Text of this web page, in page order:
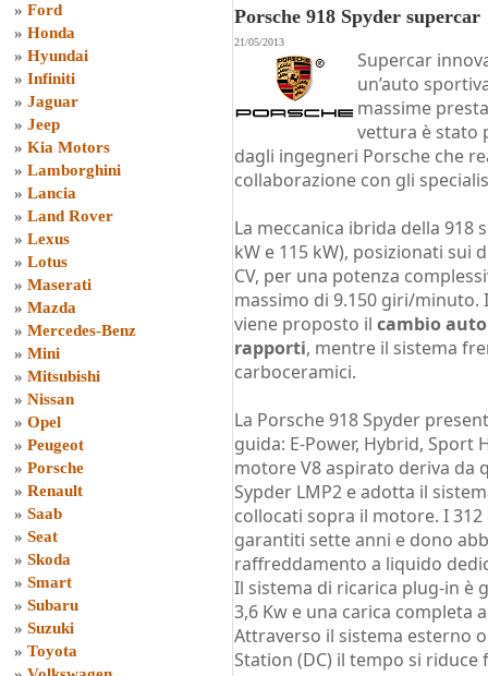
» Ford
» Honda
» Hyundai
» Infiniti
» Jaguar
» Jeep
» Kia Motors
» Lamborghini
» Lancia
» Land Rover
» Lexus
» Lotus
» Maserati
» Mazda
» Mercedes-Benz
» Mini
» Mitsubishi
» Nissan
» Opel
» Peugeot
» Porsche
» Renault
» Saab
» Seat
» Skoda
» Smart
» Subaru
» Suzuki
» Toyota
Porsche 918 Spyder supercar
21/05/2013
Supercar
un’auto
massime
vettura è stato
dagli ingegneri Porsche che
collaborazione con gli
La meccanica ibrida della
kW e 115 kW), posizionati sui
CV, per una potenza
massimo di 9.150 giri/
viene proposto il cambio
rapporti, mentre il sistema
carboceramici.
La Porsche 918 Spyder
guida: E-Power, Hybrid, Sport
motore V8 aspirato deriva da
Sypder LMP2 e adotta il
collocati sopra il motore. I
garantiti sette anni e dono
raffreddamento a liquido
Il sistema di ricarica plug-in è
3,6 Kw e una carica completa
Attraverso il sistema esterno
Station (DC) il tempo si riduce